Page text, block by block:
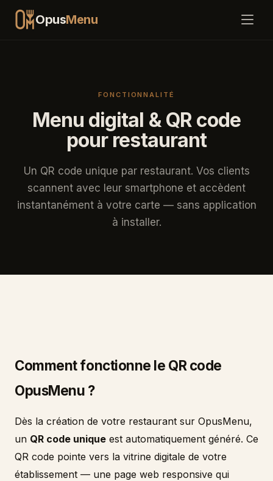
OpusMenu
Comment ça marche
FAQ
Blog
FONCTIONNALITÉ
Menu digital & QR code
pour restaurant
Un QR code unique par restaurant. Vos clients
scannent avec leur smartphone et accèdent
instantanément à votre carte — sans application
à installer.
Comment fonctionne le QR code
OpusMenu ?
Dès la création de votre restaurant sur OpusMenu,
un QR code unique est automatiquement généré. Ce
QR code pointe vers la vitrine digitale de votre
établissement — une page web responsive qui